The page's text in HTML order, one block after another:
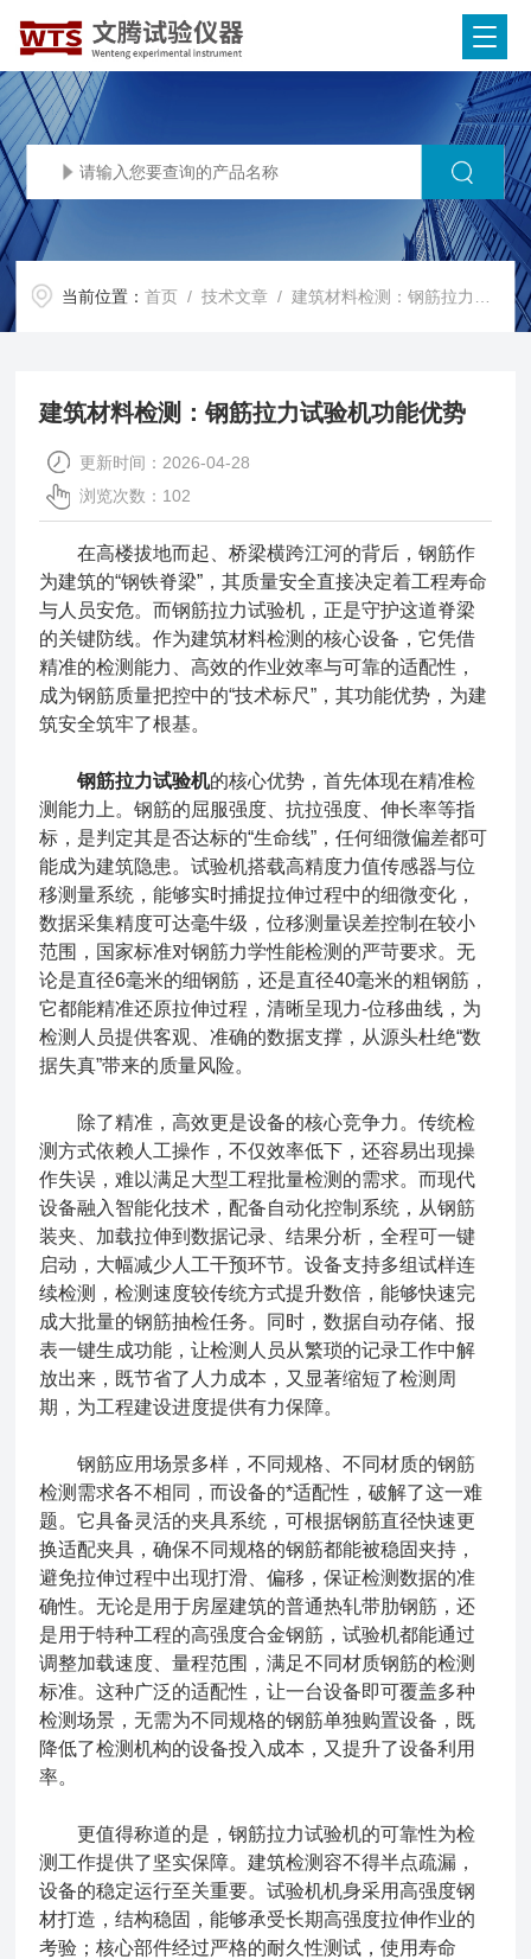
当前位置：首页 /技术文章 / 建筑材料检测：钢筋拉力试验机功能优势
建筑材料检测：钢筋拉力试验机功能优势
更新时间：2026-04-28
浏览次数：102
在高楼拔地而起、桥梁横跨江河的背后，钢筋作
为建筑的“钢铁脊梁”，其质量安全直接决定着工程寿命
与人员安危。而钢筋拉力试验机，正是守护这道脊梁
的关键防线。作为建筑材料检测的核心设备，它凭借
精准的检测能力、高效的作业效率与可靠的适配性，
成为钢筋质量把控中的“技术标尺”，其功能优势，为建
筑安全筑牢了根基。
钢筋拉力试验机的核心优势，首先体现在精准检
测能力上。钢筋的屈服强度、抗拉强度、伸长率等指
标，是判定其是否达标的“生命线”，任何细微偏差都可
能成为建筑隐患。试验机搭载高精度力值传感器与位
移测量系统，能够实时捕捉拉伸过程中的细微变化，
数据采集精度可达毫牛级，位移测量误差控制在较小
范围，国家标准对钢筋力学性能检测的严苛要求。无
论是直径6毫米的细钢筋，还是直径40毫米的粗钢筋，
它都能精准还原拉伸过程，清晰呈现力-位移曲线，为
检测人员提供客观、准确的数据支撑，从源头杜绝“数
据失真”带来的质量风险。
除了精准，高效更是设备的核心竞争力。传统检
测方式依赖人工操作，不仅效率低下，还容易出现操
作失误，难以满足大型工程批量检测的需求。而现代
设备融入智能化技术，配备自动化控制系统，从钢筋
装夹、加载拉伸到数据记录、结果分析，全程可一键
启动，大幅减少人工干预环节。设备支持多组试样连
续检测，检测速度较传统方式提升数倍，能够快速完
成大批量的钢筋抽检任务。同时，数据自动存储、报
表一键生成功能，让检测人员从繁琐的记录工作中解
放出来，既节省了人力成本，又显著缩短了检测周
期，为工程建设进度提供有力保障。
钢筋应用场景多样，不同规格、不同材质的钢筋
检测需求各不相同，而设备的*适配性，破解了这一难
题。它具备灵活的夹具系统，可根据钢筋直径快速更
换适配夹具，确保不同规格的钢筋都能被稳固夹持，
避免拉伸过程中出现打滑、偏移，保证检测数据的准
确性。无论是用于房屋建筑的普通热轧带肋钢筋，还
是用于特种工程的高强度合金钢筋，试验机都能通过
调整加载速度、量程范围，满足不同材质钢筋的检测
标准。这种广泛的适配性，让一台设备即可覆盖多种
检测场景，无需为不同规格的钢筋单独购置设备，既
降低了检测机构的设备投入成本，又提升了设备利用
率。
更值得称道的是，钢筋拉力试验机的可靠性为检
测工作提供了坚实保障。建筑检测容不得半点疏漏，
设备的稳定运行至关重要。试验机机身采用高强度钢
材打造，结构稳固，能够承受长期高强度拉伸作业的
考验；核心部件经过严格的耐久性测试，使用寿命